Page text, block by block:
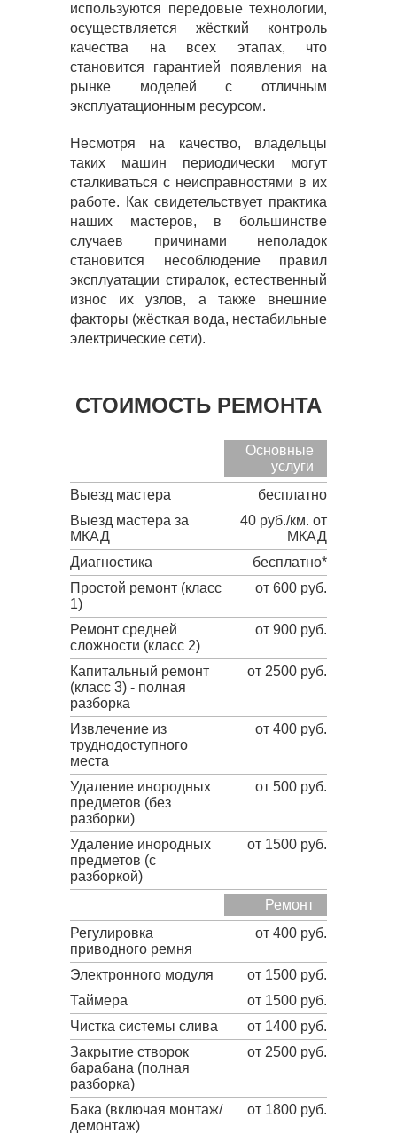
используются передовые технологии,
осуществляется жёсткий контроль
качества на всех этапах, что
становится гарантией появления на
рынке моделей с отличным
эксплуатационным ресурсом.
Несмотря на качество, владельцы
таких машин периодически могут
сталкиваться с неисправностями в их
работе. Как свидетельствует практика
наших мастеров, в большинстве
случаев причинами неполадок
становится несоблюдение правил
эксплуатации стиралок, естественный
износ их узлов, а также внешние
факторы (жёсткая вода, нестабильные
электрические сети).
СТОИМОСТЬ РЕМОНТА
Основные
услуги
Выезд мастера
бесплатно
Выезд мастера за
МКАД
40 руб./км. от
МКАД
Диагностика
бесплатно*
Простой ремонт (класс
1)
от 600 руб.
Ремонт средней
сложности (класс 2)
от 900 руб.
Капитальный ремонт
(класс 3) - полная
разборка
от 2500 руб.
Извлечение из
труднодоступного
места
от 400 руб.
Удаление инородных
предметов (без
разборки)
от 500 руб.
Удаление инородных
предметов (с
разборкой)
от 1500 руб.
Ремонт
Регулировка
приводного ремня
от 400 руб.
Электронного модуля
от 1500 руб.
Таймера
от 1500 руб.
Чистка системы слива
от 1400 руб.
Закрытие створок
барабана (полная
разборка)
от 2500 руб.
Бака (включая монтаж/
демонтаж)
от 1800 руб.